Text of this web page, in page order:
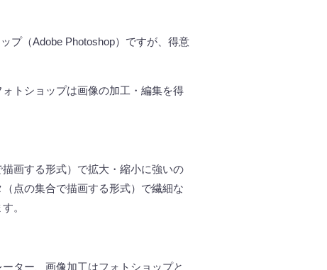
プ（Adobe Photoshop）ですが、得意
トショップは画像の加工・編集を得
画する形式）で拡大・縮小に強いの
点の集合で描画する形式）で繊細な
。
ター、画像加工はフォトショップと